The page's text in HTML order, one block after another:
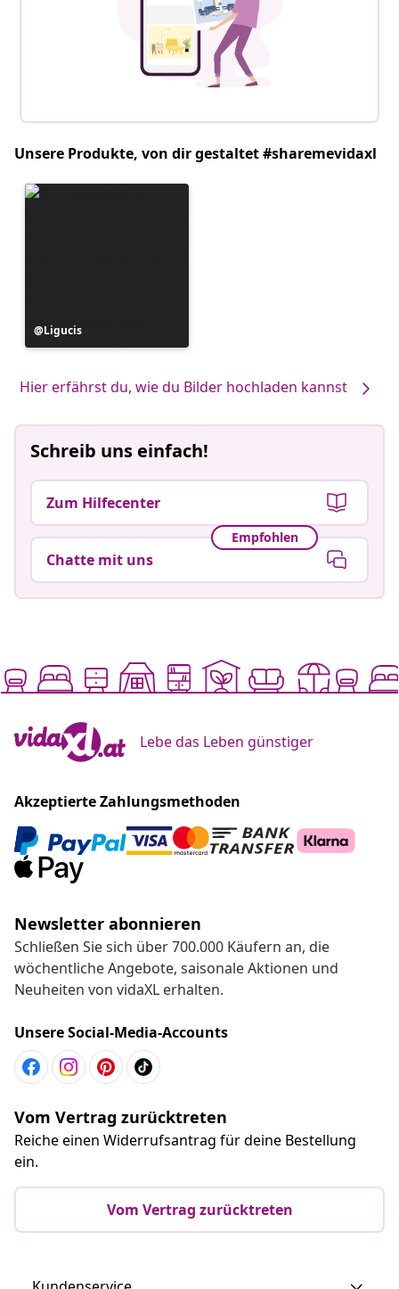
Unsere Produkte, von dir gestaltet #sharemevidaxl
Beitrag
veröffentlicht
Ligucis
Hier erfährst du, wie du Bilder hochladen kannst
Schreib uns einfach!
Zum Hilfecenter
Empfohlen
Chatte mit uns
Lebe das Leben günstiger
Akzeptierte Zahlungsmethoden
Newsletter abonnieren
Schließen Sie sich über 700.000 Käufern an, die
wöchentliche Angebote, saisonale Aktionen und
Neuheiten von vidaXL erhalten.
Unsere Social-Media-Accounts
Vom Vertrag zurücktreten
Reiche einen Widerrufsantrag für deine Bestellung
ein.
Vom Vertrag zurücktreten